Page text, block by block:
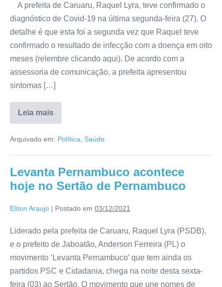
A prefeita de Caruaru, Raquel Lyra, teve confirmado o
diagnóstico de Covid-19 na última segunda-feira (27). O
detalhe é que esta foi a segunda vez que Raquel teve
confirmado o resultado de infecção com a doença em oito
meses (relembre clicando aqui). De acordo com a
assessoria de comunicação, a prefeita apresentou
sintomas […]
Leia mais
Arquivado em: Política Saúde
Levanta Pernambuco acontece
hoje no Sertão de Pernambuco
Eliton Araujo | Postado em 03/12/2021
Liderado pela prefeita de Caruaru, Raquel Lyra (PSDB),
e o prefeito de Jaboatão, Anderson Ferreira (PL) o
movimento ‘Levanta Pernambuco’ que tem ainda os
partidos PSC e Cidadania, chega na noite desta sexta-
feira (03) ao Sertão. O movimento que une nomes de